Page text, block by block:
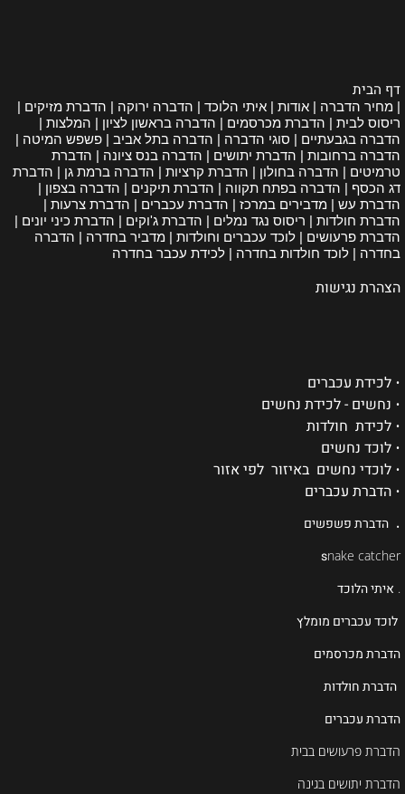
דף הבית
| מחיר הדברה | אודות | איתי הלוכד | הדברה ירוקה | הדברת מזיקים |
ריסוס לבית | הדברת מכרסמים | הדברה בראשון לציון | המלצות |
הדברה בגבעתיים | סוגי הדברה | הדברה בתל אביב | פשפש המיטה |
הדברה ברחובות | הדברת יתושים | הדברה בנס ציונה | הדברת
טרמיטים | הדברה בחולון | הדברת קרציות | הדברה ברמת גן | הדברת
דג הכסף | הדברה בפתח תקווה | הדברת תיקנים | הדברה בצפון |
הדברת עש | מדבירים במרכז | הדברת עכברים | הדברת צרעות |
הדברת חולדות | ריסוס נגד נמלים | הדברת ג'וקים | הדברת כיני יונים |
הדברת פרעושים | לוכד עכברים וחולדות | מדביר בחדרה | הדברה
בחדרה | לוכד חולדות בחדרה | לכידת עכבר בחדרה
הצהרת נגישות
• לכידת עכברים
• נחשים - לכידת נחשים
• לכידת חולדות
• לוכד נחשים
• לוכדי נחשים באיזור לפי אזור
• הדברת עכברים
. הדברת פשפשים
snake catcher
. איתי הלוכד
לוכד עכברים מומלץ
הדברת מכרסמים
הדברת חולדות
הדברת עכברים
הדברת פרעושים בבית
הדברת יתושים בגינה